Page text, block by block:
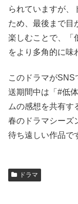
られていますが、
ため、最後まで目
楽しむことで、「
をより多角的に味
このドラマが
送期間中は「#低
ムの感想を共有す
春のドラマシーズ
待ち遠しい作品で
ドラマ